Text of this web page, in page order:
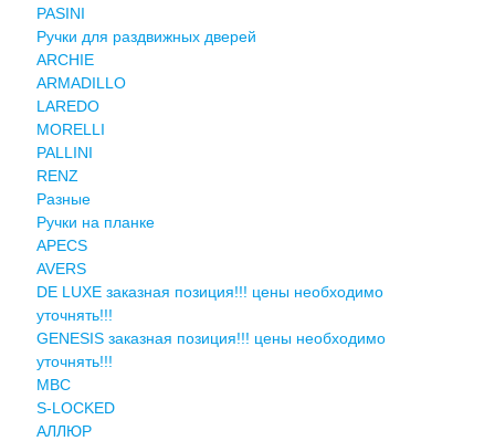
PASINI
Ручки для раздвижных дверей
ARCHIE
ARMADILLO
LAREDO
MORELLI
PALLINI
RENZ
Разные
Ручки на планке
APECS
AVERS
DE LUXE заказная позиция!!! цены необходимо
уточнять!!!
GENESIS заказная позиция!!! цены необходимо
уточнять!!!
MBC
S-LOCKED
АЛЛЮР